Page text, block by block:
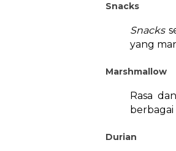
Snacks
Snacks
yang
Marshmallow
Rasa
Durian